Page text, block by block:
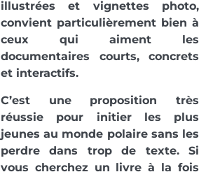
illustrées et vignettes photo,
convient particulièrement bien à
ceux qui aiment les
documentaires courts, concrets
et interactifs.
C’est une proposition très
réussie pour initier les plus
jeunes au monde polaire sans les
perdre dans trop de texte. Si
vous cherchez un livre à la fois